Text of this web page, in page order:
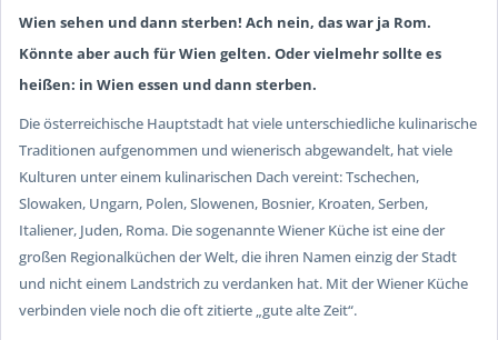
Wien sehen und dann sterben! Ach nein, das war ja Rom.
Könnte aber auch für Wien gelten. Oder vielmehr sollte es
heißen: in Wien essen und dann sterben.
Die österreichische Hauptstadt hat viele unterschiedliche kulinarische
Traditionen aufgenommen und wienerisch abgewandelt, hat viele
Kulturen unter einem kulinarischen Dach vereint: Tschechen,
Slowaken, Ungarn, Polen, Slowenen, Bosnier, Kroaten, Serben,
Italiener, Juden, Roma. Die sogenannteWiener Küche ist eine der
großen Regionalküchen der Welt, die ihren Namen einzig der Stadt
und nicht einem Landstrich zu verdanken hat. Mit der Wiener Küche
verbinden viele noch die oft zitierte „gute alte Zeit“.